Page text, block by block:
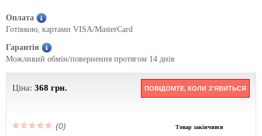
Оплата
Готівкою, картами VISA/MasterCard
Гарантія
Можливий обмін/повернення протягом 14 днів
Ціна: 368 грн. ПОВІДОМТЕ, КОЛИ З'ЯВИТЬСЯ
(0) Товар закінчився